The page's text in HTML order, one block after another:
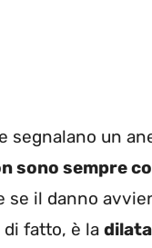
segnalano un
sono sempre
se il danno
di fatto, è la